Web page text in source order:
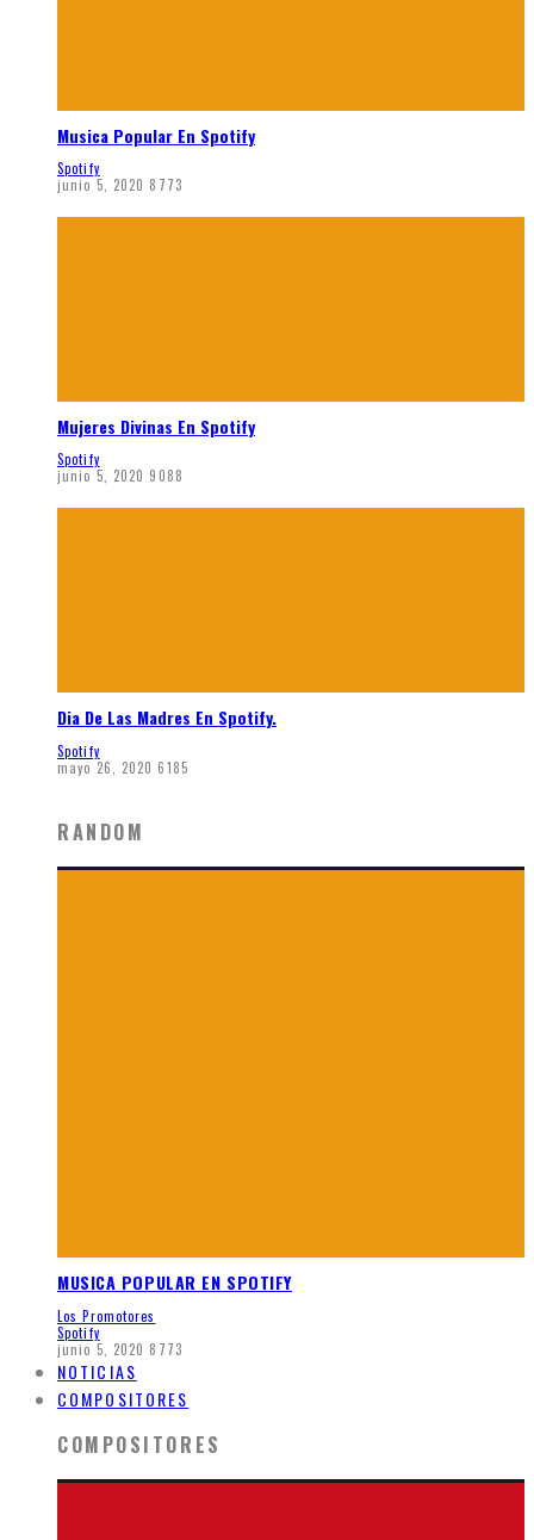
Musica Popular En Spotify
Spotify
junio 5, 2020 8773
Mujeres Divinas En Spotify
Spotify
junio 5, 2020 9088
Dia De Las Madres En Spotify.
Spotify
mayo 26, 2020 6185
RANDOM
MUSICA POPULAR EN SPOTIFY
Los Promotores
Spotify
junio 5, 2020 8773
NOTICIAS
COMPOSITORES
COMPOSITORES